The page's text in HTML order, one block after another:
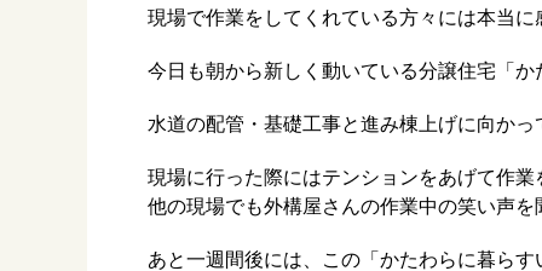
現場で作業をしてくれている方々には本当に
今日も朝から新しく動いている分譲住宅「か
水道の配管・基礎工事と進み棟上げに向かっ
現場に行った際にはテンションをあげて作
他の現場でも外構屋さんの作業中の笑い声
あと一週間後には、この「かたわらに暮らす